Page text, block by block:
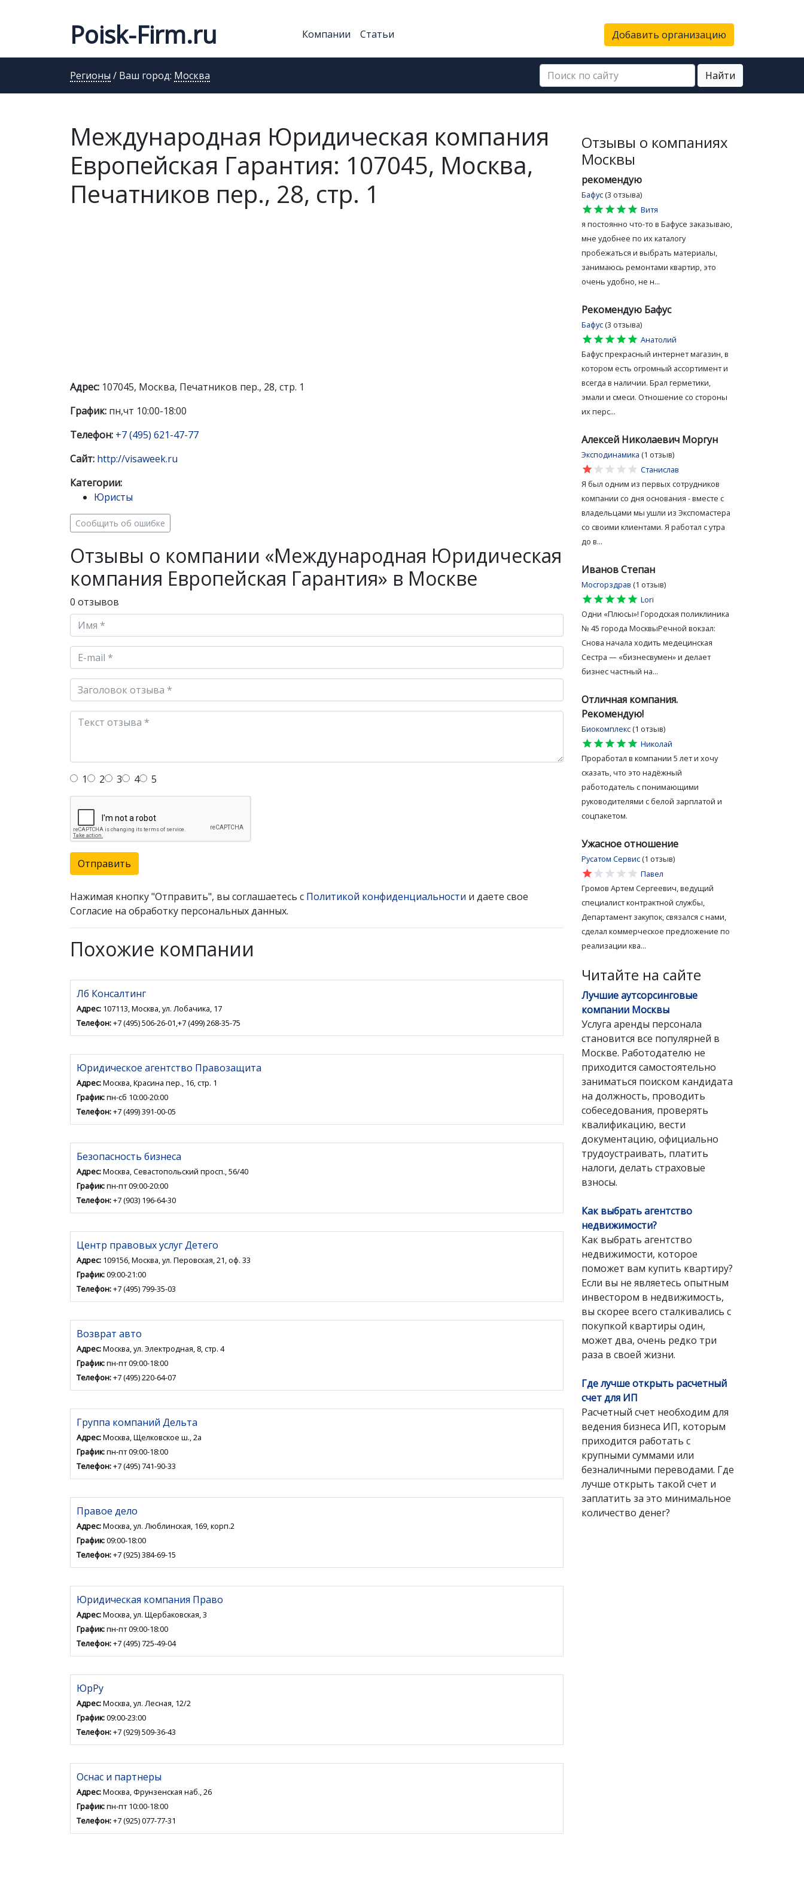
Poisk-Firm.ru Компании Статьи Добавить организацию
Регионы / Ваш город: Москва Найти
Международная Юридическая компания
Европейская Гарантия: 107045, Москва,
Печатников пер., 28, стр. 1
Адрес: 107045, Москва, Печатников пер., 28, стр. 1
График: пн,чт 10:00-18:00
Телефон: +7 (495) 621-47-77
Сайт: http://visaweek.ru
Категории:
Юристы
Сообщить об ошибке
Отзывы о компании «Международная Юридическая
компания Европейская Гарантия» в Москве
0 отзывов
1 2 3 4 5
Отправить
Нажимая кнопку "Отправить", вы соглашаетесь с Политикой конфиденциальности и даете свое
Согласие на обработку персональных данных.
Похожие компании
Лб Консалтинг
Адрес: 107113, Москва, ул. Лобачика, 17
Телефон:+7 (495) 506-26-01,+7 (499) 268-35-75
Юридическое агентство Правозащита
Адрес:Москва, Красина пер., 16, стр. 1
График:пн-сб 10:00-20:00
Телефон:+7 (499) 391-00-05
Безопасность бизнеса
Адрес:Москва, Севастопольский просп., 56/40
График:пн-пт 09:00-20:00
Телефон:+7 (903) 196-64-30
Центр правовых услуг Детего
Адрес: 109156, Москва, ул. Перовская, 21, оф. 33
График:09:00-21:00
Телефон:+7 (495) 799-35-03
Возврат авто
Адрес:Москва, ул. Электродная, 8, стр. 4
График:пн-пт 09:00-18:00
Телефон:+7 (495) 220-64-07
Группа компаний Дельта
Адрес:Москва, Щелковское ш., 2а
График:пн-пт 09:00-18:00
Телефон:+7 (495) 741-90-33
Правое дело
Адрес:Москва, ул. Люблинская, 169, корп.2
График:09:00-18:00
Телефон:+7 (925) 384-69-15
Юридическая компания Право
Адрес:Москва, ул. Щербаковская, 3
График:пн-пт 09:00-18:00
Телефон:+7 (495) 725-49-04
ЮрРу
Адрес:Москва, ул. Лесная, 12/2
График:09:00-23:00
Телефон:+7 (929) 509-36-43
Оснас и партнеры
Адрес:Москва, Фрунзенская наб., 26
График:пн-пт 10:00-18:00
Телефон:+7 (925) 077-77-31
Отзывы о компаниях
Москвы
рекомендую
Бафус (3 отзыва)
star
star
star
star
star
Витя
я постоянно что-то в Бафусе заказываю,
мне удобнее по их каталогу
пробежаться и выбрать материалы,
занимаюсь ремонтами квартир, это
очень удобно, не н...
Рекомендую Бафус
Бафус (3 отзыва)
star
star
star
star
star
Анатолий
Бафус прекрасный интернет магазин, в
котором есть огромный ассортимент и
всегда в наличии. Брал герметики,
эмали и смеси. Отношение со стороны
их перс...
Алексей Николаевич Моргун
Эксподинамика (1 отзыв)
star
star
star
star
star
Станислав
Я был одним из первых сотрудников
компании со дня основания - вместе с
владельцами мы ушли из Экспомастера
со своими клиентами. Я работал с утра
до в...
Иванов Степан
Мосгорздрав (1 отзыв)
star
star
star
star
star
Lori
Одни «Плюсы»! Городская поликлиника
№ 45 города МосквыРечной вокзал:
Снова начала ходить медецинская
Сестра — «бизнесвумен» и делает
бизнес частный на...
Отличная компания.
Рекомендую!
Биокомплекс (1 отзыв)
star
star
star
star
star
Николай
Проработал в компании 5 лет и хочу
сказать, что это надёжный
работодатель с понимающими
руководителями с белой зарплатой и
соцпакетом.
Ужасное отношение
Русатом Сервис (1 отзыв)
star
star
star
star
star
Павел
Громов Артем Сергеевич, ведущий
специалист контрактной службы,
Департамент закупок, связался с нами,
сделал коммерческое предложение по
реализации ква...
Читайте на сайте
Лучшие аутсорсинговые
компании Москвы
Услуга аренды персонала
становится все популярней в
Москве. Работодателю не
приходится самостоятельно
заниматься поиском кандидата
на должность, проводить
собеседования, проверять
квалификацию, вести
документацию, официально
трудоустраивать, платить
налоги, делать страховые
взносы.
Как выбрать агентство
недвижимости?
Как выбрать агентство
недвижимости, которое
поможет вам купить квартиру?
Если вы не являетесь опытным
инвестором в недвижимость,
вы скорее всего сталкивались с
покупкой квартиры один,
может два, очень редко три
раза в своей жизни.
Где лучше открыть расчетный
счет для ИП
Расчетный счет необходим для
ведения бизнеса ИП, которым
приходится работать с
крупными суммами или
безналичными переводами. Где
лучше открыть такой счет и
заплатить за это минимальное
количество денег?